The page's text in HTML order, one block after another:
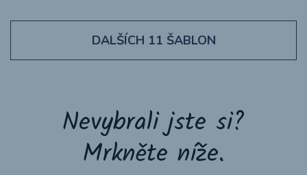
DALŠÍCH 11 ŠABLON
Nevybrali jste si?
Mrkněte níže.